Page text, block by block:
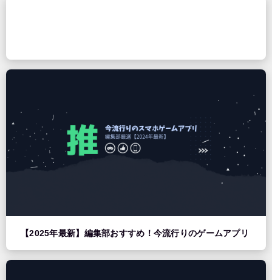
【2025年最新】編集部おすすめ！今流行りのゲームアプリ